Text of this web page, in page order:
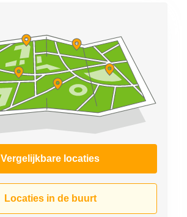
Vergelijkbare locaties
Locaties in de buurt